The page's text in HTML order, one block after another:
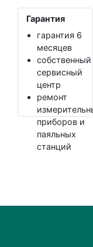
Гарантия
гарантия 6
месяцев
собственный
сервисный
центр
ремонт
приборов и
паяльных
станций